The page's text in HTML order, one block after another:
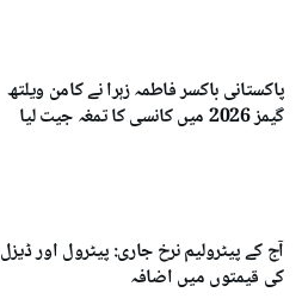
پاکستانی باکسر فاطمہ زہرا نے کامن ویلتھ
گیمز 2026 میں کانسی کا تمغہ جیت لیا
آج کے پیٹرولیم نرخ جاری: پیٹرول اور ڈیزل
کی قیمتوں میں اضافہ